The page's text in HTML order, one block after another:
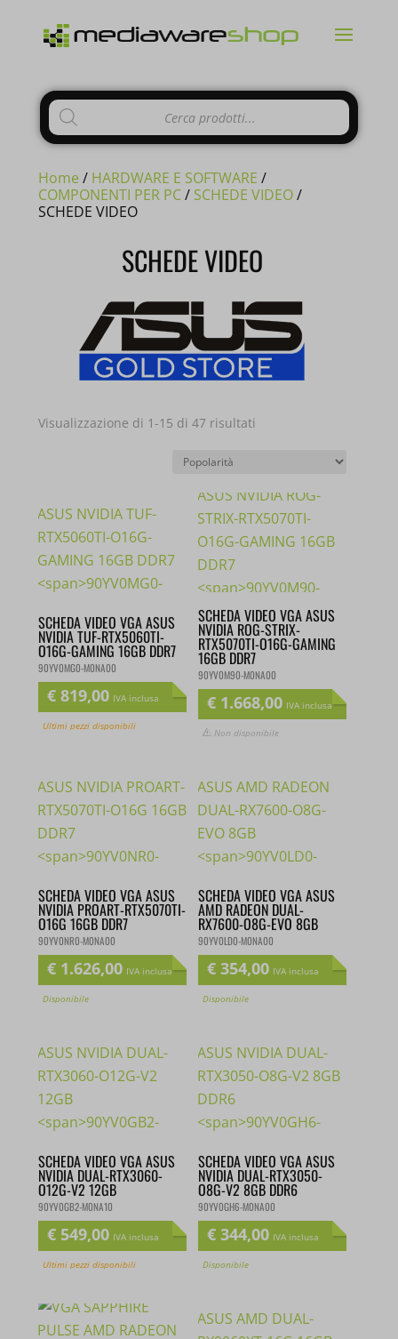
Products
search
Home / HARDWARE E SOFTWARE /
COMPONENTI PER PC/ SCHEDE VIDEO/
SCHEDE VIDEO
SCHEDE VIDEO
Visualizzazione di 1-15 di 47 risultati
SCHEDA VIDEO VGA ASUS
NVIDIA TUF-RTX5060TI-
O16G-GAMING 16GB DDR7
90YV0MG0-M0NA00
€ 819,00 IVA inclusa
Ultimi pezzi disponibili
SCHEDA VIDEO VGA ASUS
NVIDIA ROG-STRIX-
RTX5070TI-O16G-GAMING
16GB DDR7
90YV0M90-M0NA00
€ 1.668,00 IVA inclusa
Non disponibile
SCHEDA VIDEO VGA ASUS
NVIDIA PROART-RTX5070TI-
O16G 16GB DDR7
90YV0NR0-M0NA00
€ 1.626,00 IVA inclusa
Disponibile
SCHEDA VIDEO VGA ASUS
AMD RADEON DUAL-
RX7600-O8G-EVO 8GB
90YV0LD0-M0NA00
€ 354,00 IVA inclusa
Disponibile
SCHEDA VIDEO VGA ASUS
NVIDIA DUAL-RTX3060-
O12G-V2 12GB
90YV0GB2-M0NA10
€ 549,00 IVA inclusa
Ultimi pezzi disponibili
SCHEDA VIDEO VGA ASUS
NVIDIA DUAL-RTX3050-
O8G-V2 8GB DDR6
90YV0GH6-M0NA00
€ 344,00 IVA inclusa
Disponibile
Si comunica ai gentili clienti che il
23 Agosto e tutti gli
ordinipervenuti
in questi giorni verrannoevasi a
partire dal 24 Agosto.
CHIUDI